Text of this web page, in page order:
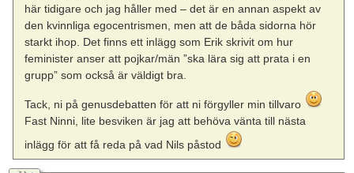
här tidigare och jag håller med – det är en annan aspekt av
den kvinnliga egocentrismen, men att de båda sidorna hör
starkt ihop. Det finns ett inlägg som Erik skrivit om hur
feminister anser att pojkar/män ”ska lära sig att prata i en
grupp” som också är väldigt bra.
Tack, ni på genusdebatten för att ni förgyller min tillvaro
Fast Ninni, lite besviken är jag att behöva vänta till nästa
inlägg för att få reda på vad Nils påstod